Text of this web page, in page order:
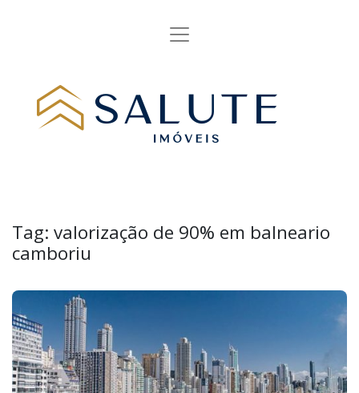
Tag: valorização de 90% em balneario
camboriu